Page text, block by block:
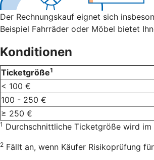
Der Rechnungskauf eignet sich
Beispiel Fahrräder oder Möbel bietet
Konditionen
Ticketgröße1
< 100 €
100 - 250 €
≥ 250 €
1 Durchschnittliche Ticketgröße wird
2 Fällt an, wenn Käufer Risikoprüfung